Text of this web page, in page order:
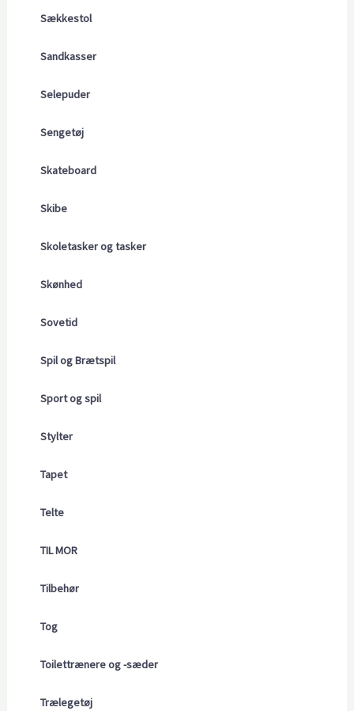
Sækkestol
Sandkasser
Selepuder
Sengetøj
Skateboard
Skibe
Skoletasker og tasker
Skønhed
Sovetid
Spil og Brætspil
Sport og spil
Stylter
Tapet
Telte
TIL MOR
Tilbehør
Tog
Toilettrænere og -sæder
Trælegetøj